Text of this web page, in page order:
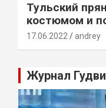
Тульский
костюмом и
17.06.2022 andrey
Журнал